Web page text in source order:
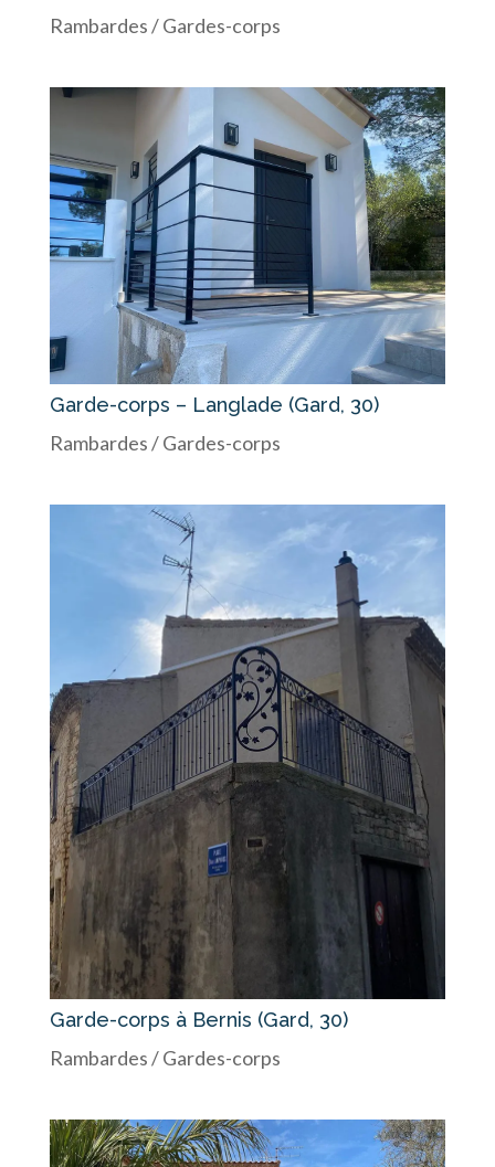
Rambardes / Gardes-corps
Garde-corps – Langlade (Gard, 30)
Rambardes / Gardes-corps
Garde-corps à Bernis (Gard, 30)
Rambardes / Gardes-corps